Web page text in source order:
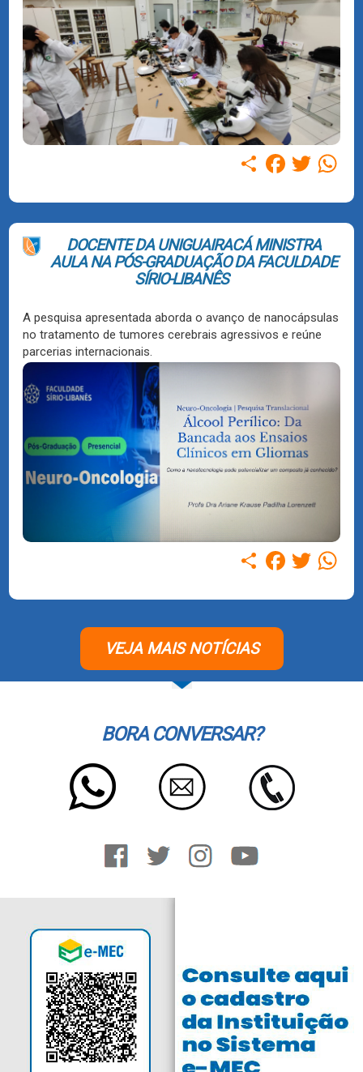
Compartilhar
Facebook
Twitter
DOCENTE DA UNIGUAIRACÁ MINISTRA
AULA NA PÓS-GRADUAÇÃO DA FACULDADE
SÍRIO-LIBANÊS
A pesquisa apresentada aborda o avanço de nanocápsulas
no tratamento de tumores cerebrais agressivos e reúne
parcerias internacionais.
Compartilhar
Facebook
Twitter
VEJA MAIS NOTÍCIAS
BORA CONVERSAR?